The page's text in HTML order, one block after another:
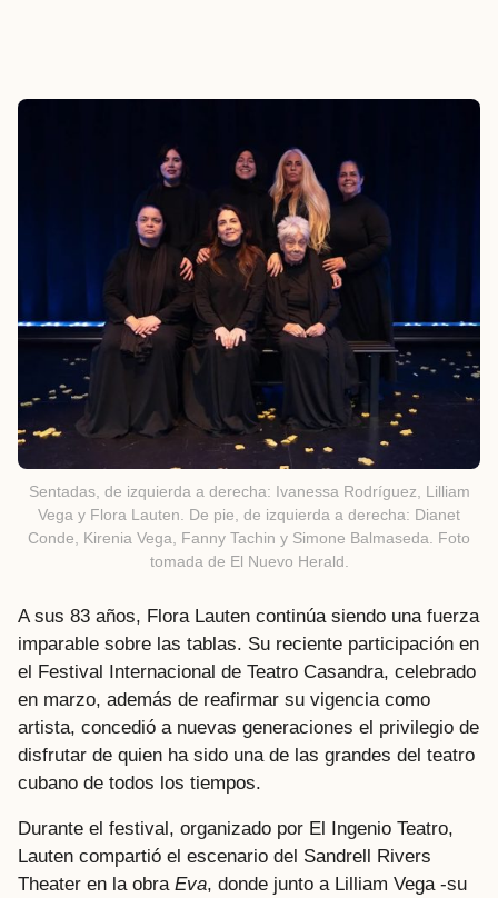
Sentadas, de izquierda a derecha: Ivanessa Rodríguez, Lilliam
Vega y Flora Lauten. De pie, de izquierda a derecha: Dianet
Conde, Kirenia Vega, Fanny Tachin y Simone Balmaseda. Foto
tomada de El Nuevo Herald.
A sus 83 años, Flora Lauten continúa siendo una fuerza
imparable sobre las tablas. Su reciente participación en
el Festival Internacional de Teatro Casandra, celebrado
en marzo, además de reafirmar su vigencia como
artista, concedió a nuevas generaciones el privilegio de
disfrutar de quien ha sido una de las grandes del teatro
cubano de todos los tiempos.
Durante el festival, organizado por El Ingenio Teatro,
Lauten compartió el escenario del Sandrell Rivers
Theater en la obra Eva, donde junto a Lilliam Vega -su